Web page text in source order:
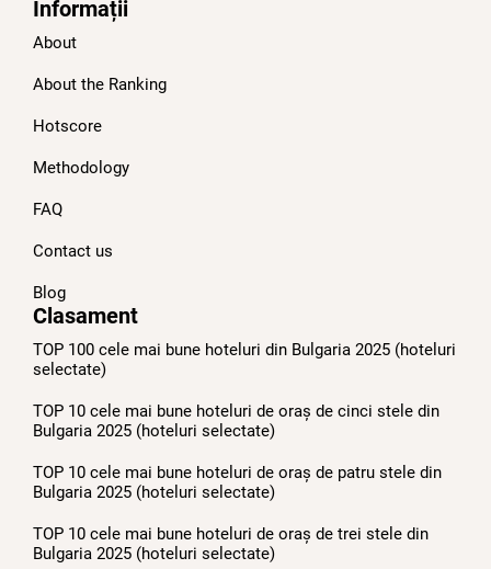
Informații
About
About the Ranking
Hotscore
Methodology
FAQ
Contact us
Blog
Clasament
TOP 100 cele mai bune hoteluri din Bulgaria 2025 (hoteluri
selectate)
TOP 10 cele mai bune hoteluri de oraș de cinci stele din
Bulgaria 2025 (hoteluri selectate)
TOP 10 cele mai bune hoteluri de oraș de patru stele din
Bulgaria 2025 (hoteluri selectate)
TOP 10 cele mai bune hoteluri de oraș de trei stele din
Bulgaria 2025 (hoteluri selectate)